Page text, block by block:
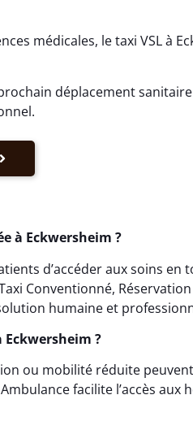
médicales, le taxi VSL à
déplacement
à Eckwersheim ?
d’accéder aux soins en
Conventionné,
humaine et
Eckwersheim ?
ou mobilité réduite
facilite l’accès aux